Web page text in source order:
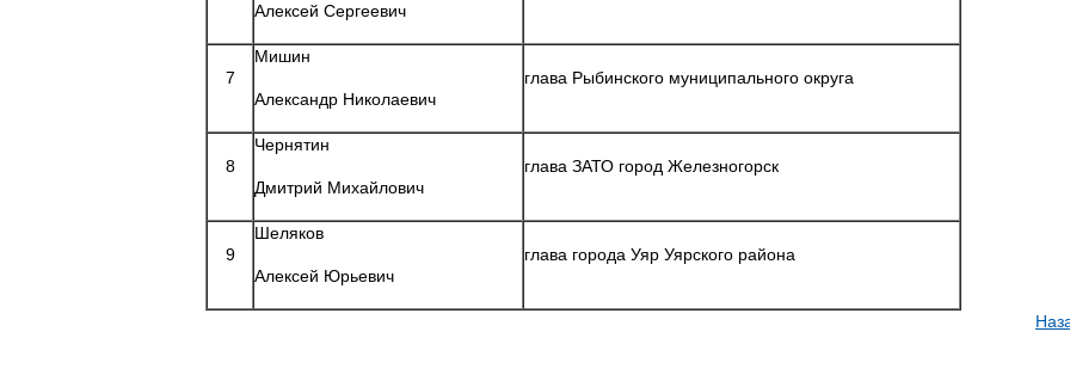
Алексей Сергеевич
7
Мишин
Александр Николаевич
глава Рыбинского муниципального округа
8
Чернятин
Дмитрий Михайлович
глава ЗАТО город Железногорск
9
Шеляков
Алексей Юрьевич
глава города Уяр Уярского района